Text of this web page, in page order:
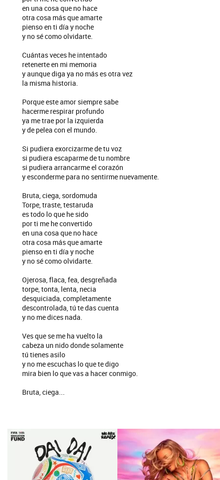
en una cosa que no hace
otra cosa más que amarte
pienso en ti día y noche
y no sé como olvidarte.
Cuántas veces he intentado
retenerte en mi memoria
y aunque diga ya no más es otra vez
la misma historia.
Porque este amor siempre sabe
hacerme respirar profundo
ya me trae por la izquierda
y de pelea con el mundo.
Si pudiera exorcizarme de tu voz
si pudiera escaparme de tu nombre
si pudiera arrancarme el corazón
y esconderme para no sentirme nuevamente.
Bruta, ciega, sordomuda
Torpe, traste, testaruda
es todo lo que he sido
por ti me he convertido
en una cosa que no hace
otra cosa más que amarte
pienso en ti día y noche
y no sé como olvidarte.
Ojerosa, flaca, fea, desgreñada
torpe, tonta, lenta, necia
desquiciada, completamente
descontrolada, tú te das cuenta
y no me dices nada.
Ves que se me ha vuelto la
cabeza un nido donde solamente
tú tienes asilo
y no me escuchas lo que te digo
mira bien lo que vas a hacer conmigo.
Bruta, ciega...